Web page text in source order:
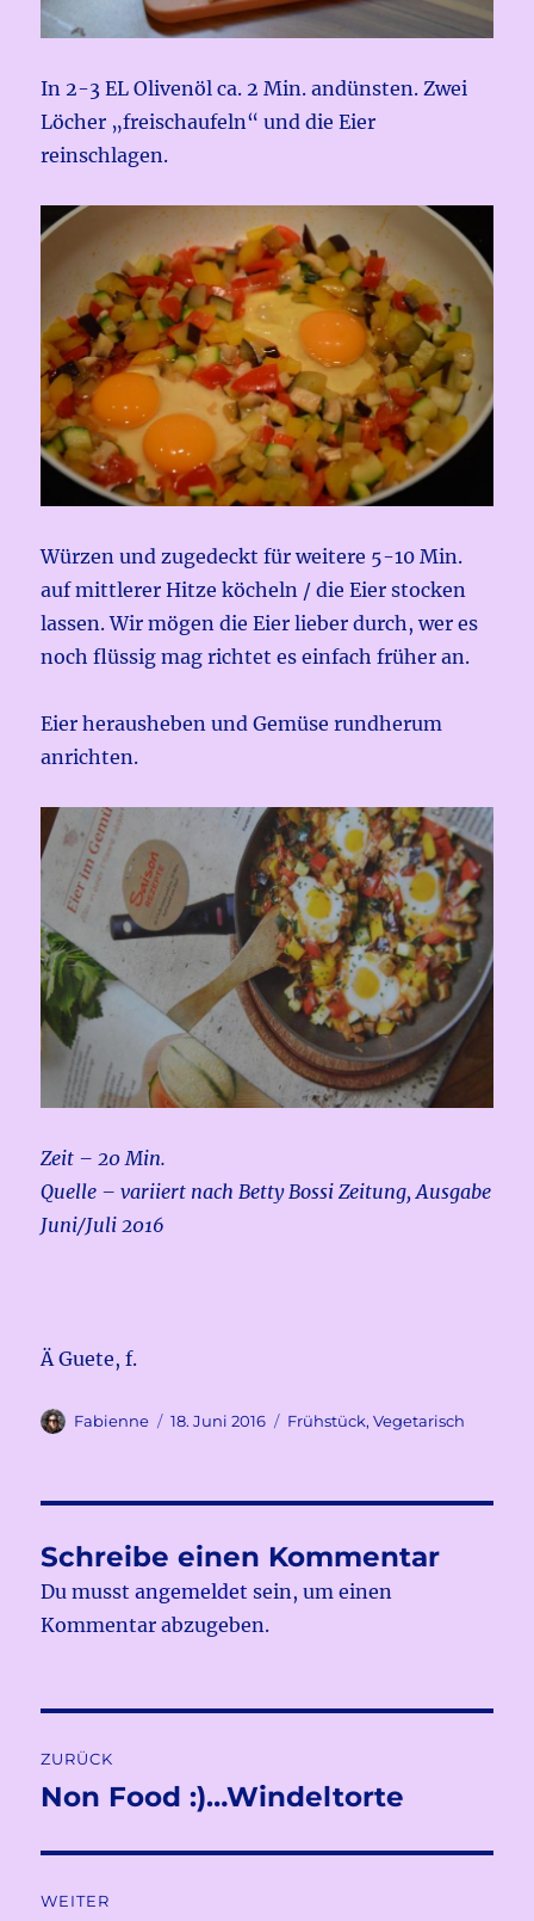
In 2-3 EL Olivenöl ca. 2 Min. andünsten. Zwei
Löcher „freischaufeln“ und die Eier
reinschlagen.
Würzen und zugedeckt für weitere 5-10 Min.
auf mittlerer Hitze köcheln / die Eier stocken
lassen. Wir mögen die Eier lieber durch, wer es
noch flüssig mag richtet es einfach früher an.
Eier herausheben und Gemüse rundherum
anrichten.
Zeit – 20 Min.
Quelle – variiert nach Betty Bossi Zeitung, Ausgabe
Juni/Juli 2016
Ä Guete, f.
Autor
Fabienne
Veröffentlicht
18. Juni 2016 Kategorien
Frühstück,Vegetarisch
Schreibe einen Kommentar
Du musstangemeldet sein, um einen
Kommentar abzugeben.
ZURÜCK
Vorheriger
Non Food :)…Windeltorte
WEITER